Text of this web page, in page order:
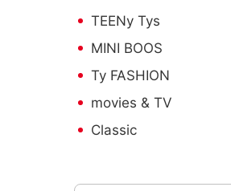
TEENy Tys
MINI BOOS
Ty FASHION
movies & TV
Classic